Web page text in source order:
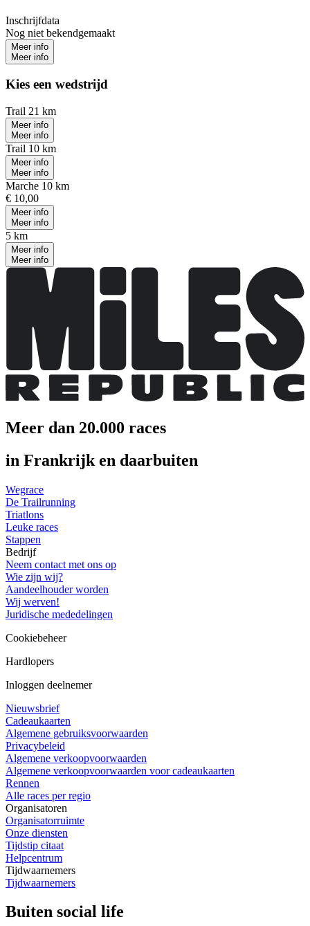
Inschrijfdata
Nog niet bekendgemaakt
Meer info
Meer info
Kies een wedstrijd
Trail 21 km
Meer info
Meer info
Trail 10 km
Meer info
Meer info
Marche 10 km
€ 10,00
Meer info
Meer info
5 km
Meer info
Meer info
Meer dan 20.000 races
in Frankrijk en daarbuiten
Wegrace
De Trailrunning
Triatlons
Leuke races
Stappen
Bedrijf
Neem contact met ons op
Wie zijn wij?
Aandeelhouder worden
Wij werven!
Juridische mededelingen
Cookiebeheer
Hardlopers
Inloggen deelnemer
Nieuwsbrief
Cadeaukaarten
Algemene gebruiksvoorwaarden
Privacybeleid
Algemene verkoopvoorwaarden
Algemene verkoopvoorwaarden voor cadeaukaarten
Rennen
Alle races per regio
Organisatoren
Organisatorruimte
Onze diensten
Tijdstip citaat
Helpcentrum
Tijdwaarnemers
Tijdwaarnemers
Buiten social life